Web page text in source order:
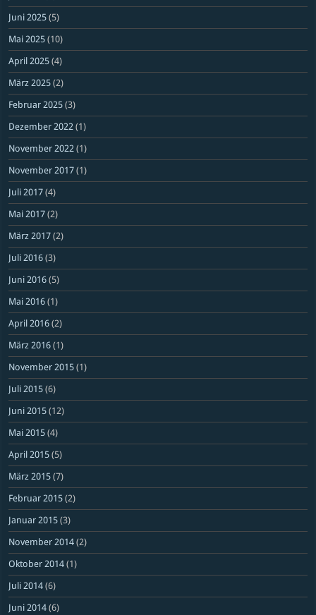
Juni 2025 (5)
Mai 2025 (10)
April 2025 (4)
März 2025 (2)
Februar 2025 (3)
Dezember 2022 (1)
November 2022 (1)
November 2017 (1)
Juli 2017 (4)
Mai 2017 (2)
März 2017 (2)
Juli 2016 (3)
Juni 2016 (5)
Mai 2016 (1)
April 2016 (2)
März 2016 (1)
November 2015 (1)
Juli 2015 (6)
Juni 2015 (12)
Mai 2015 (4)
April 2015 (5)
März 2015 (7)
Februar 2015 (2)
Januar 2015 (3)
November 2014 (2)
Oktober 2014 (1)
Juli 2014 (6)
Juni 2014 (6)